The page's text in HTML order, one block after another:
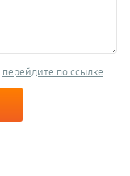
перейдите по ссылке